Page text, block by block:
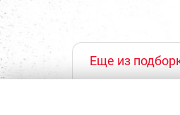
Еще из